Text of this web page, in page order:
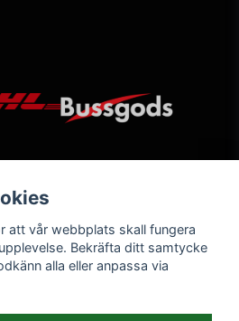
att vår webbplats skall fungera
Bekräfta ditt samtycke
alla eller anpassa via